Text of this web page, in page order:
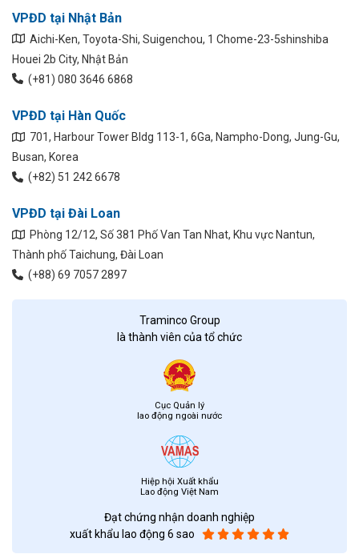
VPĐD tại Nhật Bản
Aichi-Ken, Toyota-Shi, Suigenchou, 1 Chome-23-5shinshiba
Houei 2b City, Nhật Bản
(+81) 080 3646 6868
VPĐD tại Hàn Quốc
701, Harbour Tower Bldg 113-1, 6Ga, Nampho-Dong, Jung-Gu,
Busan, Korea
(+82) 51 242 6678
VPĐD tại Đài Loan
Phòng 12/12, Số 381 Phố Van Tan Nhat, Khu vực Nantun,
Thành phố Taichung, Đài Loan
(+88) 69 7057 2897
Traminco Group
là thành viên của tổ chức
Cục Quản lý
lao động ngoài nước
Hiệp hội Xuất khẩu
Lao động Việt Nam
Đạt chứng nhận doanh nghiệp
xuất khẩu lao động 6 sao